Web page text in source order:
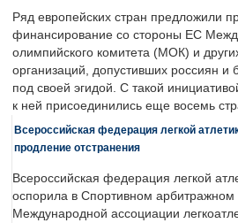
Ряд европейских стран предложили
финансирование со стороны ЕС
олимпийского комитета (МОК) и
организаций, допустивших россиян и
под своей эгидой. С такой
к ней присоединились еще восемь
Всероссийская федерация легкой
продление отстранения
Всероссийская федерация легкой
оспорила в Спортивном
Международной ассоциации